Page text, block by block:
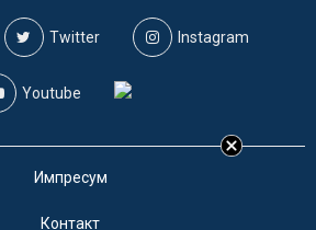
Twitter Instagram
Youtube
Импресум
Контакт